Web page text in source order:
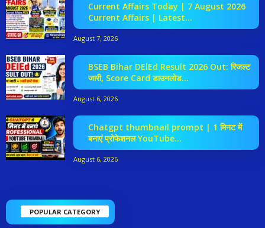
Current Affairs Today | 7 August 2026
Current Affairs | Latest...
August 7, 2026
BSEB Bihar DElEd Result 2026 Out: रिजल्ट
जारी, Score Card डाउनलोड...
August 6, 2026
Chatgpt thumbnail prompt | 1 मिनट में
बनाएं प्रोफेशनल YouTube...
August 6, 2026
POPULAR CATEGORY